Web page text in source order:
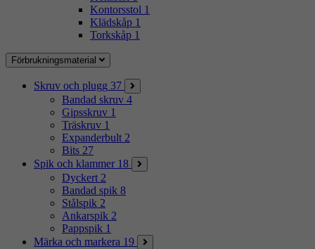
Kontorsstol 1
Klädskåp 1
Torkskåp 1
Förbrukningsmaterial
Skruv och plugg 37
Bandad skruv 4
Gipsskruv 1
Träskruv 1
Expanderbult 2
Bits 27
Spik och klammer 18
Dyckert 2
Bandad spik 8
Stålspik 2
Ankarspik 2
Pappspik 1
Märka och markera 19